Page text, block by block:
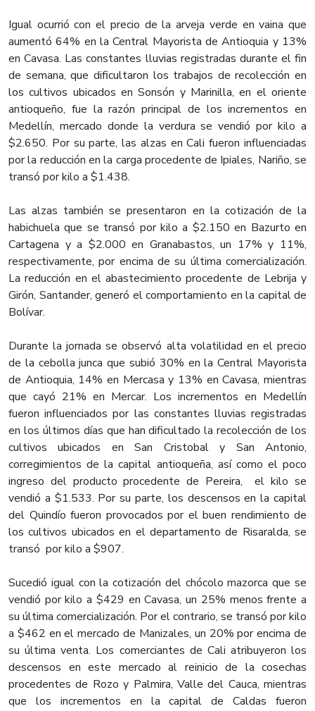
Igual ocurrió con el precio de la arveja verde en vaina que
aumentó 64% en la Central Mayorista de Antioquia y 13%
en Cavasa. Las constantes lluvias registradas durante el fin
de semana, que dificultaron los trabajos de recolección en
los cultivos ubicados en Sonsón y Marinilla, en el oriente
antioqueño, fue la razón principal de los incrementos en
Medellín, mercado donde la verdura se vendió por kilo a
$2.650. Por su parte, las alzas en Cali fueron influenciadas
por la reducción en la carga procedente de Ipiales, Nariño, se
transó por kilo a $1.438.
Las alzas también se presentaron en la cotización de la
habichuela que se transó por kilo a $2.150 en Bazurto en
Cartagena y a $2.000 en Granabastos, un 17% y 11%,
respectivamente, por encima de su última comercialización.
La reducción en el abastecimiento procedente de Lebrija y
Girón, Santander, generó el comportamiento en la capital de
Bolívar.
Durante la jornada se observó alta volatilidad en el precio
de la cebolla junca que subió 30% en la Central Mayorista
de Antioquia, 14% en Mercasa y 13% en Cavasa, mientras
que cayó 21% en Mercar. Los incrementos en Medellín
fueron influenciados por las constantes lluvias registradas
en los últimos días que han dificultado la recolección de los
cultivos ubicados en San Cristobal y San Antonio,
corregimientos de la capital antioqueña, así como el poco
ingreso del producto procedente de Pereira, el kilo se
vendió a $1.533. Por su parte, los descensos en la capital
del Quindío fueron provocados por el buen rendimiento de
los cultivos ubicados en el departamento de Risaralda, se
transó por kilo a $907.
Sucedió igual con la cotización del chócolo mazorca que se
vendió por kilo a $429 en Cavasa, un 25% menos frente a
su última comercialización. Por el contrario, se transó por kilo
a $462 en el mercado de Manizales, un 20% por encima de
su última venta. Los comerciantes de Cali atribuyeron los
descensos en este mercado al reinicio de la cosechas
procedentes de Rozo y Palmira, Valle del Cauca, mientras
que los incrementos en la capital de Caldas fueron